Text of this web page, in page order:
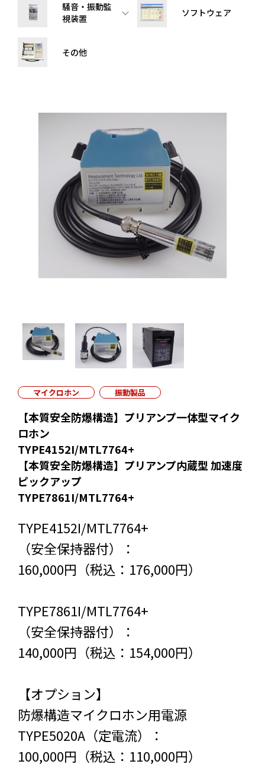
騒音・振動監
視装置
ソフトウェア
その他
マイクロホン 振動製品
【本質安全防爆構造】プリアンプ一体型マイク
ロホン
TYPE4152I/MTL7764+
【本質安全防爆構造】プリアンプ内蔵型 加速度
ピックアップ
TYPE7861I/MTL7764+
TYPE4152I/MTL7764+
（安全保持器付）：
160,000円（税込：176,000円）
TYPE7861I/MTL7764+
（安全保持器付）：
140,000円（税込：154,000円）
【オプション】
防爆構造マイクロホン用電源
TYPE5020A（定電流）：
100,000円（税込：110,000円）